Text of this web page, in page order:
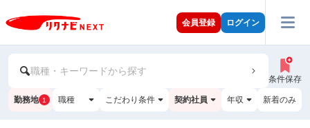
会員登録 ログイン
職種・キーワードから探す
条件保存
勤務地 1 職種 こだわり条件 契約社員 年収 新着のみ